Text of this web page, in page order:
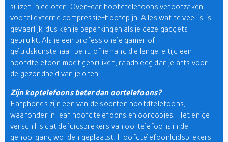
suizen in de oren. Over-ear hoofdtelefoons veroorzaken
vooral externe compressie-hoofdpijn. Alles wat te veel is, is
gevaarlijk, dus ken je beperkingen als je deze gadgets
gebruikt. Als je een professionele gamer of
geluidskunstenaar bent, of iemand die langere tijd een
hoofdtelefoon moet gebruiken, raadpleeg dan je arts voor
de gezondheid van je oren.
Zijn koptelefoons beter dan oortelefoons?
Earphones zijn een van de soorten hoofdtelefoons,
waaronder in-ear hoofdtelefoons en oordopjes. Het enige
verschil is dat de luidsprekers van oortelefoons in de
gehoorgang worden geplaatst. Hoofdtelefoonluidsprekers